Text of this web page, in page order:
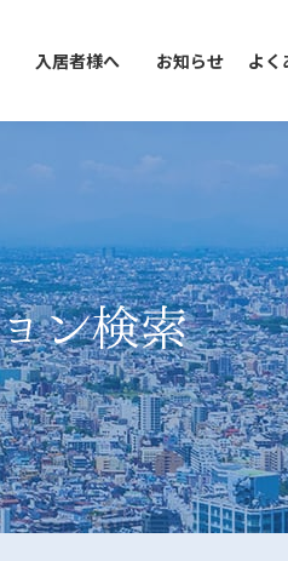
入居者様へ お知らせ よく